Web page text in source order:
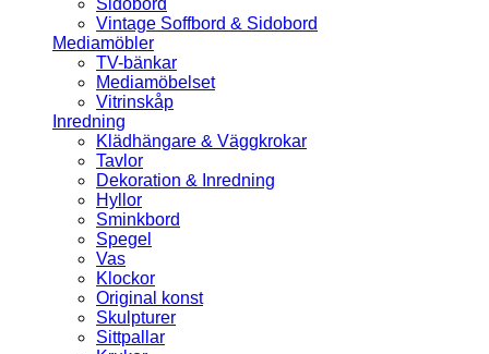
Sidobord
Vintage Soffbord & Sidobord
Mediamöbler
TV-bänkar
Mediamöbelset
Vitrinskåp
Inredning
Klädhängare & Väggkrokar
Tavlor
Dekoration & Inredning
Hyllor
Sminkbord
Spegel
Vas
Klockor
Original konst
Skulpturer
Sittpallar